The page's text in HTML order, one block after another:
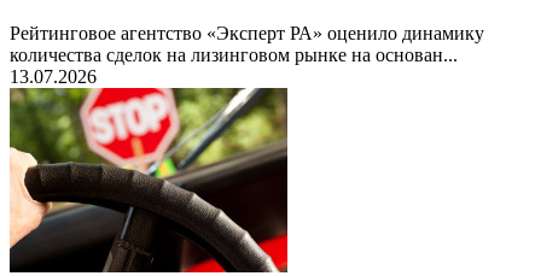
Рейтинговое агентство «Эксперт РА» оценило динамику
количества сделок на лизинговом рынке на основан...
13.07.2026